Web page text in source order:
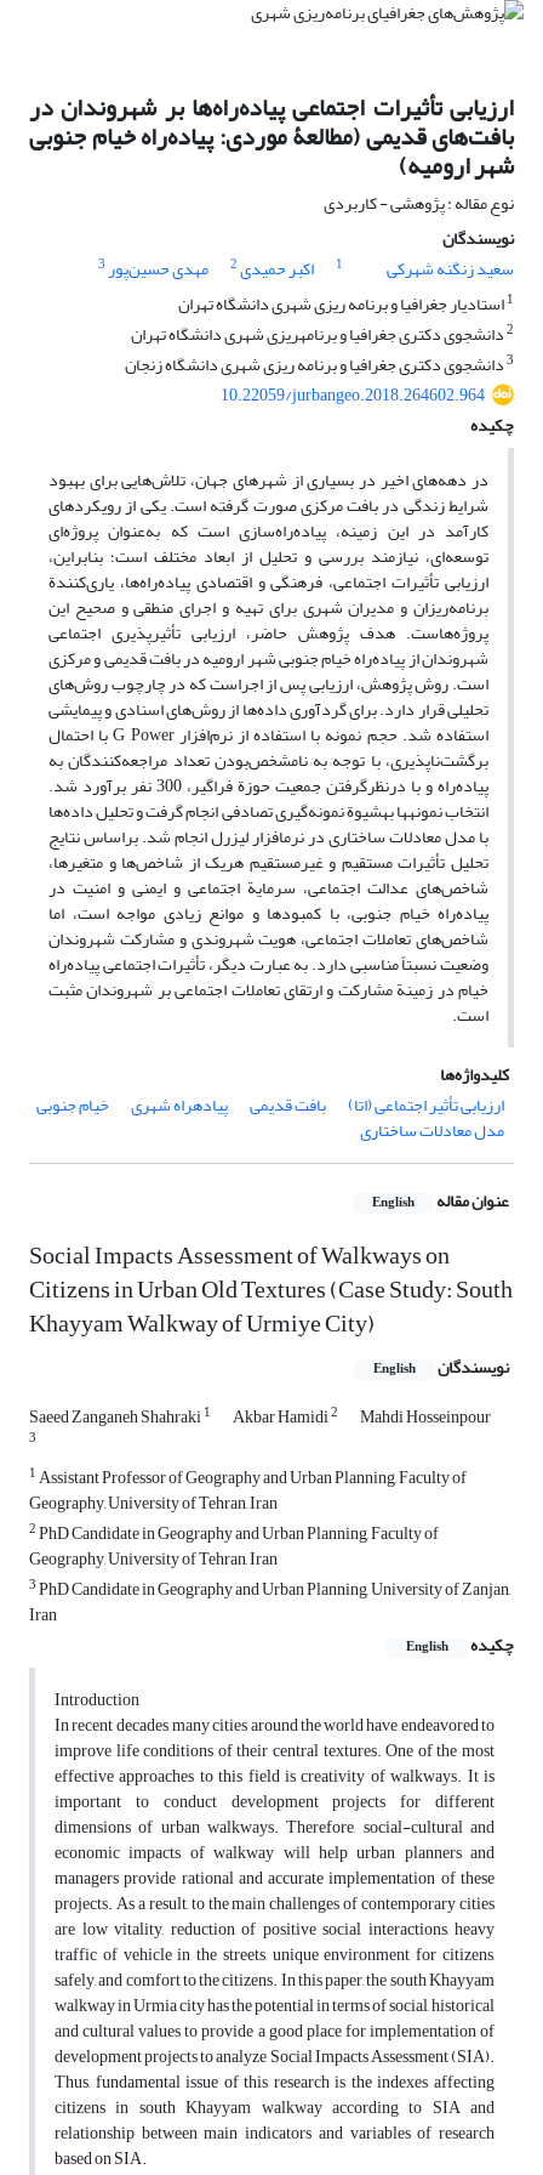
ارزیابی تأثیرات اجتماعی پیاده‌راه‌ها بر شهروندان در
بافت‌های قدیمی (مطالعۀ موردی: پیاده‌راه خیام جنوبی
شهر ارومیه)
نوع مقاله : پژوهشی - کاربردی
نویسندگان
سعید زنگنه شهرکی
1 اکبر حمیدی2 مهدی حسین‌پور3
1استادیار جغرافیا و برنامه ریزی شهری دانشگاه تهران
2دانشجوی دکتری جغرافیا و برنامهریزی شهری دانشگاه تهران
3دانشجوی دکتری جغرافیا و برنامه ریزی شهری دانشگاه زنجان
10.22059/jurbangeo.2018.264602.964
چکیده
در دهه‌های اخیر در بسیاری از شهرهای جهان، تلاش‌هایی برای بهبود
شرایط زندگی در بافت مرکزی صورت گرفته است. یکی از رویکردهای
کارآمد در این زمینه، پیاده‌راه‌سازی است که به‌عنوان پروژه‌ای
توسعه‌ای، نیازمند بررسی و تحلیل از ابعاد مختلف است؛ بنابراین،
ارزیابی تأثیرات اجتماعی، فرهنگی و اقتصادی پیاده‌راه‌ها، یاری‌کنندة
برنامه‌ریزان و مدیران شهری برای تهیه و اجرای منطقی و صحیح این
پروژه‌هاست. هدف پژوهش حاضر، ارزیابی تأثیر‌پذیری اجتماعی
شهروندان از پیاده‌راه خیام جنوبی شهر ارومیه در بافت قدیمی و مرکزی
است. روش پژوهش، ارزیابی پس از اجراست که در چارچوب روش‌های
تحلیلی قرار دارد. برای گردآوری داده‌ها از روش‌های اسنادی و پیمایشی
استفاده ‌شد. حجم نمونه با استفاده از نرم‌افزار G Power با احتمال
برگشت‌ناپذیری، با توجه به نامشخص‌بودن تعداد مراجعه‌کنندگان به
پیاده‌راه و با درنظرگرفتن جمعیت حوزة فراگیر، 300 نفر برآورد شد.
انتخاب نمونه­ها به­شیوة نمونه‌گیری تصادفی انجام گرفت و تحلیل داده‌ها
با مدل معادلات ساختاری در نرم­افزار لیزرل انجام شد. براساس نتایج
تحلیل تأثیرات مستقیم و غیرمستقیم هریک از شاخص‌ها و متغیرها،
شاخص‌های عدالت اجتماعی، سرمایة اجتماعی و ایمنی و امنیت در
پیاده‌راه خیام جنوبی، با کمبودها و موانع زیادی مواجه‌ است، اما
شاخص‌های تعاملات اجتماعی، هویت شهروندی و مشارکت شهروندان
وضعیت نسبتاً مناسبی دارد. به‌ عبارت دیگر، تأثیرات اجتماعی پیاده‌راه
خیام در زمینة مشارکت و ارتقای تعاملات اجتماعی بر شهروندان مثبت
است.
کلیدواژه‌ها
ارزیابی تأثیر اجتماعی (اتا)
بافت قدیمی پیادهراه شهری خیام جنوبی
مدل معادلات ساختاری
عنوان مقاله English
Social Impacts Assessment of Walkways on
Citizens in Urban Old Textures (Case Study: South
Khayyam Walkway of Urmiye City)
نویسندگان English
Saeed Zanganeh Shahraki1 Akbar Hamidi2 Mahdi Hosseinpour
3
1Assistant Professor of Geography and Urban Planning, Faculty of
Geography, University of Tehran, Iran
2PhD Candidate in Geography and Urban Planning, Faculty of
Geography, University of Tehran, Iran
3PhD Candidate in Geography and Urban Planning, University of Zanjan,
Iran
چکیده
English
Introduction
In recent decades, many cities around the world have endeavored to
improve life conditions of their central textures. One of the most
effective approaches to this field is creativity of walkways. It is
important to conduct development projects for different
dimensions of urban walkways. Therefore, social-cultural and
economic impacts of walkway will help urban planners and
managers provide rational and accurate implementation of these
projects. As a result, to the main challenges of contemporary cities
are low vitality, reduction of positive social interactions, heavy
traffic of vehicle in the streets, unique environment for citizens,
safely, and comfort to the citizens. In this paper, the south Khayyam
walkway in Urmia city has the potential in terms of social, historical
and cultural values to provide a good place for implementation of
development projects to analyze Social Impacts Assessment (SIA).
Thus, fundamental issue of this research is the indexes affecting
citizens in south Khayyam walkway according to SIA and
relationship between main indicators and variables of research
based on SIA.